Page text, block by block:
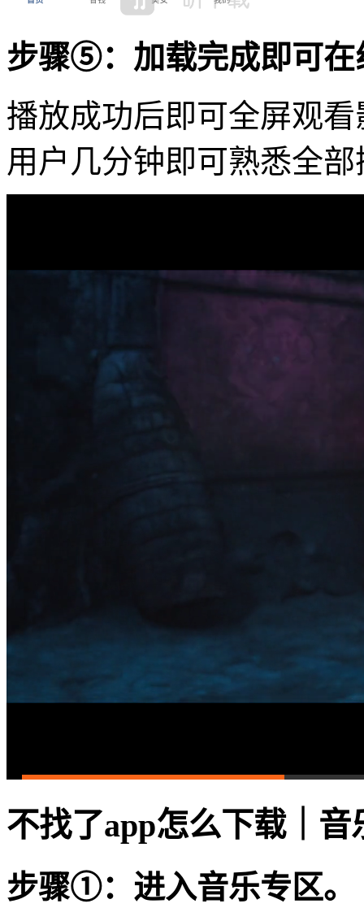
步骤⑤：加载完成即可在
播放成功后即可全屏观
用户几分钟即可熟悉全
不找了app怎么下载｜
步骤①：进入音乐专区。